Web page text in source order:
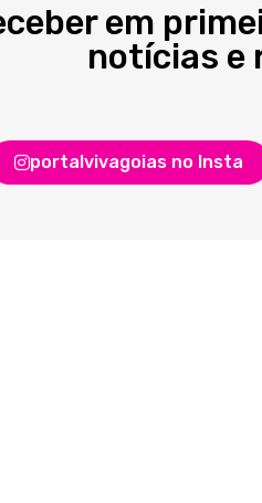
em
notícias e
portalvivagoias no Insta